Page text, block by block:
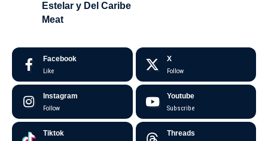
Estelar y Del Caribe
Meat
Facebook
Like
X
Follow
Instagram
Follow
Youtube
Subscribe
Tiktok Threads